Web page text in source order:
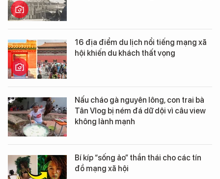
16 địa điểm du lịch nổi tiếng mạng xã
hội khiến du khách thất vọng
Nấu cháo gà nguyên lông, con trai bà
Tân Vlog bị ném đá dữ dội vì câu view
không lành mạnh
Bí kíp “sống ảo” thần thái cho các tín
đồ mạng xã hội